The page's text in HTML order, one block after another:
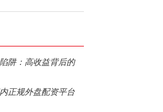
阱：高收益背后的
正规外盘配资平台